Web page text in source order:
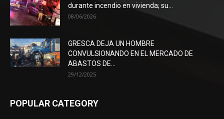
durante incendio en vivienda; su...
08/06/2026
GRESCA DEJA UN HOMBRE
CONVULSIONANDO EN EL MERCADO DE
ABASTOS DE...
29/12/2025
POPULAR CATEGORY